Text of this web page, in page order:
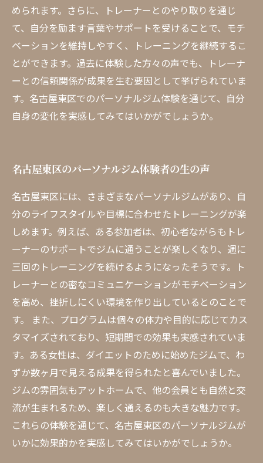
められます。さらに、トレーナーとのやり取りを通じ
て、自分を励ます言葉やサポートを受けることで、モチ
ベーションを維持しやすく、トレーニングを継続するこ
とができます。過去に体験した方々の声でも、トレーナ
ーとの信頼関係が成果を生む要因として挙げられていま
す。名古屋東区でのパーソナルジム体験を通じて、自分
自身の変化を実感してみてはいかがでしょうか。
名古屋東区のパーソナルジム体験者の生の声
名古屋東区には、さまざまなパーソナルジムがあり、自
分のライフスタイルや目標に合わせたトレーニングが楽
しめます。例えば、ある参加者は、初心者ながらもトレ
ーナーのサポートでジムに通うことが楽しくなり、週に
三回のトレーニングを続けるようになったそうです。ト
レーナーとの密なコミュニケーションがモチベーション
を高め、挫折しにくい環境を作り出しているとのことで
す。 また、プログラムは個々の体力や目的に応じてカス
タマイズされており、短期間での効果も実感されていま
す。ある女性は、ダイエットのために始めたジムで、わ
ずか数ヶ月で見える成果を得られたと喜んでいました。
ジムの雰囲気もアットホームで、他の会員とも自然と交
流が生まれるため、楽しく通えるのも大きな魅力です。
これらの体験を通じて、名古屋東区のパーソナルジムが
いかに効果的かを実感してみてはいかがでしょうか。